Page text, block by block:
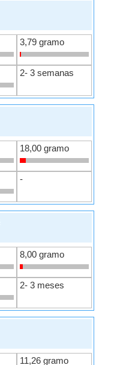
3,79 gramo
2- 3 semanas
18,00 gramo
-
8,00 gramo
2- 3 meses
11,26 gramo